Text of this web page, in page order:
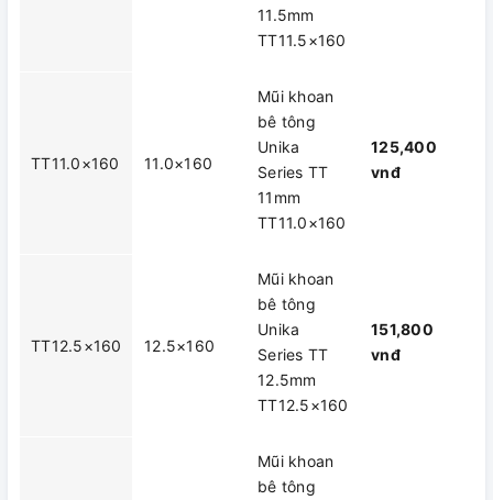
11.5mm
TT11.5×160
TT11.0×160 11.0×160
Mũi khoan
bê tông
Unika
Series TT
11mm
TT11.0×160
125,400
vnđ
TT12.5×160 12.5×160
Mũi khoan
bê tông
Unika
Series TT
12.5mm
TT12.5×160
151,800
vnđ
Mũi khoan
bê tông